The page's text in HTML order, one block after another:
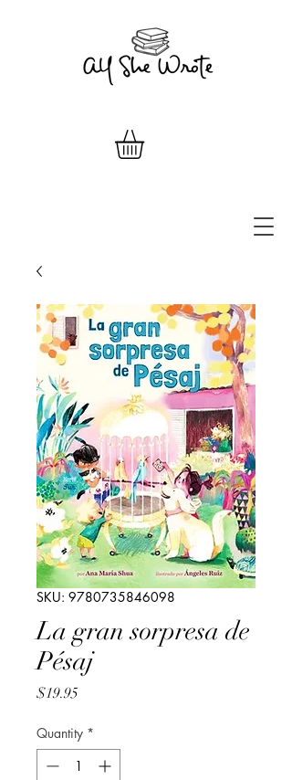
SKU: 9780735846098
La gran sorpresa de
Pésaj
$19.95Price
Quantity *